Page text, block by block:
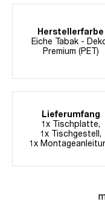
Herstellerfarbe
Eiche Tabak -
Premium (PET)
Lieferumfang
1x Tischplatte,
1x Tischgestell,
1x